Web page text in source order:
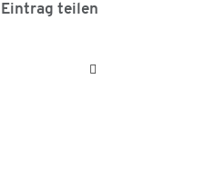
Eintrag teilen